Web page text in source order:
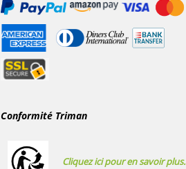
Conformité Triman
Cliquez ici pour en savoir plus.